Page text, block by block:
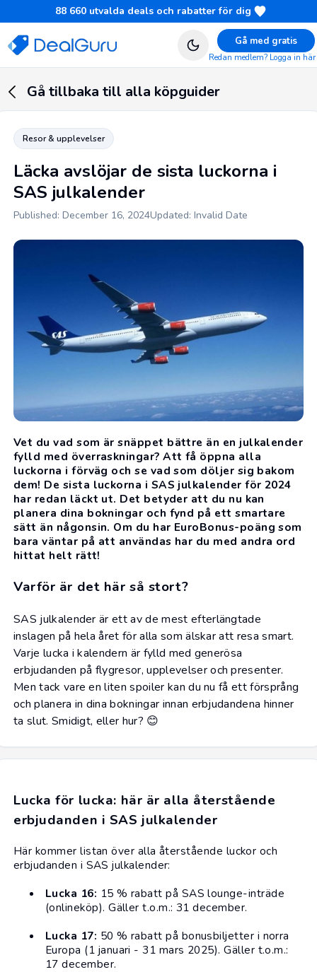
88 660 utvalda deals och rabatter för dig
Gå med gratis
Redan medlem? Logga in här
Gå tillbaka till alla köpguider
Resor & upplevelser
Läcka avslöjar de sista luckorna i
SAS julkalender
Published: December 16, 2024Updated: Invalid Date
Vet du vad som är snäppet bättre än en julkalender
fylld med överraskningar? Att få öppna alla
luckorna i förväg och se vad som döljer sig bakom
dem! De sista luckorna i SAS julkalender för 2024
har redan läckt ut. Det betyder att du nu kan
planera dina bokningar och fynd på ett smartare
sätt än någonsin. Om du har EuroBonus-poäng som
bara väntar på att användas har du med andra ord
hittat helt rätt!
Varför är det här så stort?
SAS julkalender är ett av de mest efterlängtade
inslagen på hela året för alla som älskar att resa smart.
Varje lucka i kalendern är fylld med generösa
erbjudanden på flygresor, upplevelser och presenter.
Men tack vare en liten spoiler kan du nu få ett försprång
och planera in dina bokningar innan erbjudandena hinner
ta slut. Smidigt, eller hur? 😊
Lucka för lucka: här är alla återstående
erbjudanden i SAS julkalender
Här kommer listan över alla återstående luckor och
erbjudanden i SAS julkalender:
Lucka 16: 15 % rabatt på SAS lounge-inträde
(onlineköp). Gäller t.o.m.: 31 december.
Lucka 17: 50 % rabatt på bonusbiljetter i norra
Europa (1 januari - 31 mars 2025). Gäller t.o.m.:
17 december.